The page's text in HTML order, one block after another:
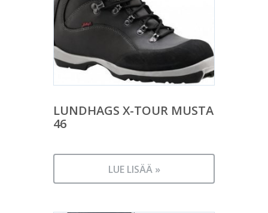
LUNDHAGS X-TOUR MUSTA
46
LUE LISÄÄ »